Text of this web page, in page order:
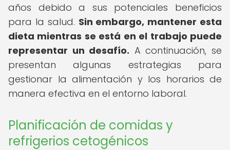
años debido a sus potenciales beneficios
para la salud. Sin embargo, mantener esta
dieta mientras se está en el trabajo puede
representar un desafío. A continuación, se
presentan algunas estrategias para
gestionar la alimentación y los horarios de
manera efectiva en el entorno laboral.
Planificación de comidas y
refrigerios cetogénicos